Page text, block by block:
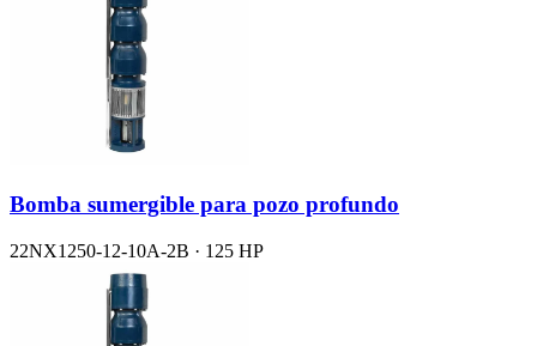
Bomba sumergible para pozo profundo
22NX1250-12-10A-2B · 125 HP